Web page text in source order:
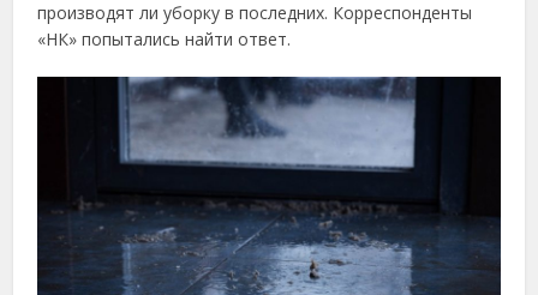
производят ли уборку в последних. Корреспонденты
«НК» попытались найти ответ.